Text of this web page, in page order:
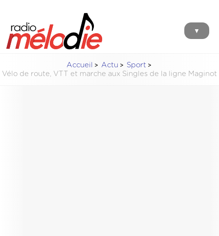
▼
Accueil Actu
Sport
Vélo de route, VTT et marche aux Singles de la ligne Maginot